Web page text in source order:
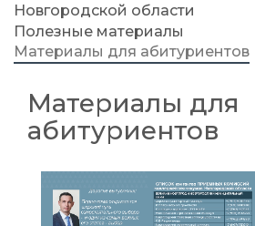
Новгородской области
Полезные материалы
Материалы для абитуриентов
Материалы для
абитуриентов